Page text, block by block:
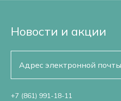
Новости и акции
+7 (861) 991-18-11